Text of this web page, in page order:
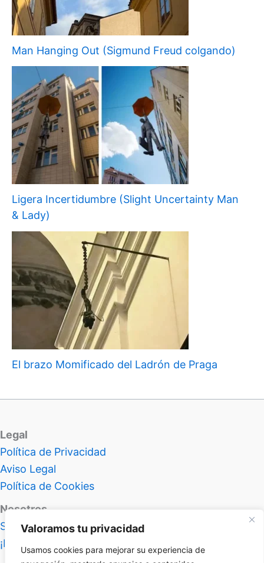
Valoramos tu privacidad
Usamos cookies para mejorar su experiencia de
Man Hanging Out (Sigmund Freud colgando)
Ligera Incertidumbre (Slight Uncertainty Man
& Lady)
El brazo Momificado del Ladrón de Praga
Legal
Política de Privacidad
Aviso Legal
Política de Cookies
Nosotros
Sobre Atlas Insolitus
¡Hablemos!